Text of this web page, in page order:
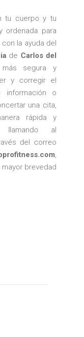
tu cuerpo y tu
ordenada para
la ayuda del
de Carlos del
segura y
y corregir el
información o
una cita,
rápida y
al
del correo
,
brevedad